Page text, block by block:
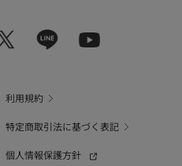
利用規約
特定商取引法に基づく表記
個人情報保護方針